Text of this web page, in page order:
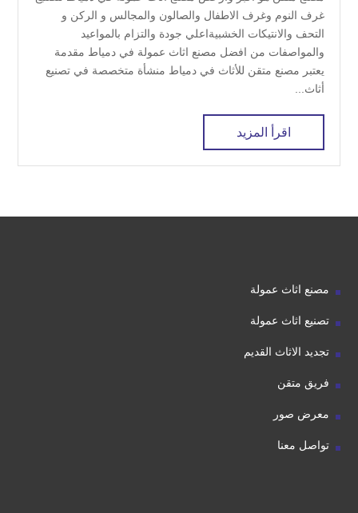
غرف النوم وغرف الاطفال والصالون والمجالس و الركن و
التحف والانتيكات الخشبيةاعلي جودة والتزام بالمواعيد
والمواصفات من افضل مصنع اثاث عمولة في دمياط مقدمة
يعتبر مصنع متقن للأثاث في دمياط منشأة متخصصة في تصنيع
أثاث...
اقرأ المزيد
مصنع اثاث عمولة
تصنيع اثاث عمولة
تجديد الاثاث القديم
فريق متقن
معرض صور
تواصل معنا